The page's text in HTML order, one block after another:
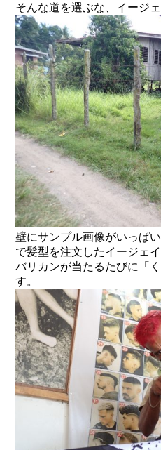
そんな道を選ぶな、イージ
壁にサンプル画像がいっぱ
で髪型を注文したイージェイ
バリカンが当たるたびに「
す。